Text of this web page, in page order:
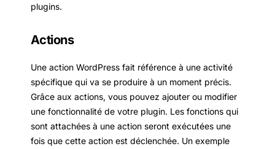
plugins.
Actions
Une action WordPress fait référence à une activité
spécifique qui va se produire à un moment précis.
Grâce aux actions, vous pouvez ajouter ou modifier
une fonctionnalité de votre plugin. Les fonctions qui
sont attachées à une action seront exécutées une
fois que cette action est déclenchée. Un exemple